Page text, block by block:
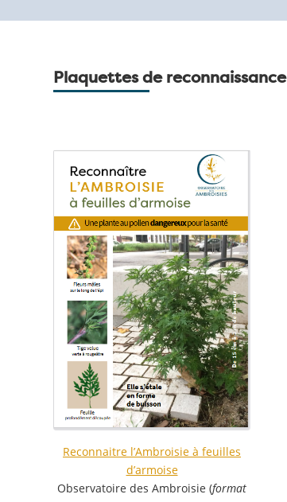
Plaquettes de reconnaissance
Reconnaitre l’Ambroisie à feuilles
d’armoise
Observatoire des Ambroisie (format